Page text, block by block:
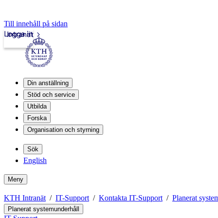
Till innehåll på sidan
Intranät
Logga in
Din anställning
Stöd och service
Utbilda
Forska
Organisation och styrning
Sök
English
Meny
KTH Intranät IT-Support Kontakta IT-Support Planerat
Planerat systemunderhåll